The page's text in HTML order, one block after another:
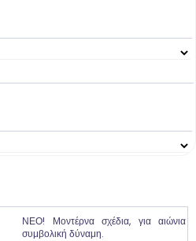
ΝΕΟ! Μοντέρνα σχέδια, για αιώνια
συμβολική δύναμη.